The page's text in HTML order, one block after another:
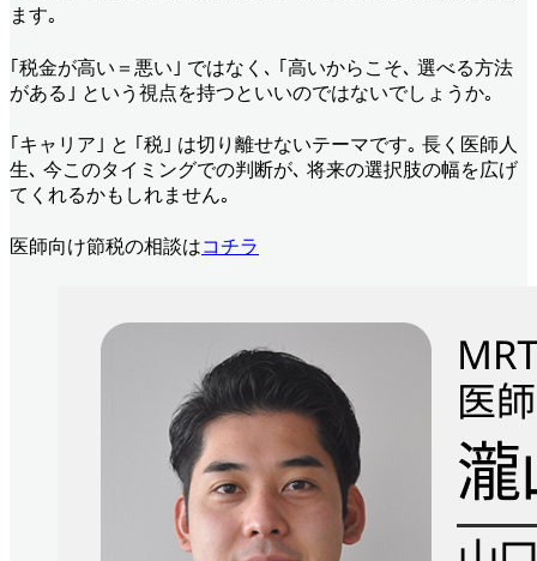
ます｡
｢税金が高い＝悪い｣ ではなく､ ｢高いからこそ､ 選べる方法
がある｣ という視点を持つといいのではないでしょうか｡
｢キャリア｣ と ｢税｣ は切り離せないテーマです｡ 長く医師人
生､ 今このタイミングでの判断が､ 将来の選択肢の幅を広げ
てくれるかもしれません｡
医師向け節税の相談はコチラ